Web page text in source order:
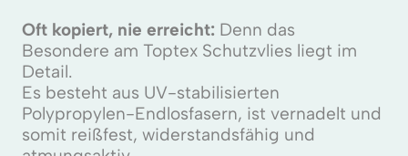
Oft kopiert, nie erreicht: Denn das
Besondere am Toptex Schutzvlies liegt im
Detail.
Es besteht aus UV-stabilisierten
Polypropylen-Endlosfasern, ist vernadelt und
somit reißfest, widerstandsfähig und